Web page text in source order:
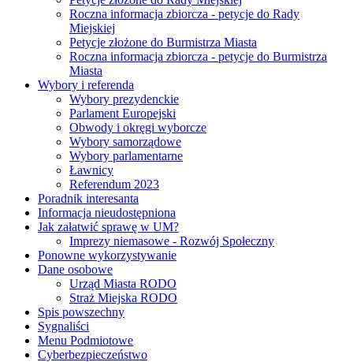
Roczna informacja zbiorcza - petycje do Rady
Miejskiej
Petycje złożone do Burmistrza Miasta
Roczna informacja zbiorcza - petycje do Burmistrza
Miasta
Wybory i referenda
Wybory prezydenckie
Parlament Europejski
Obwody i okręgi wyborcze
Wybory samorządowe
Wybory parlamentarne
Ławnicy
Referendum 2023
Poradnik interesanta
Informacja nieudostępniona
Jak załatwić sprawę w UM?
Imprezy niemasowe - Rozwój Społeczny
Ponowne wykorzystywanie
Dane osobowe
Urząd Miasta RODO
Straż Miejska RODO
Spis powszechny
Sygnaliści
Menu Podmiotowe
Cyberbezpieczeństwo